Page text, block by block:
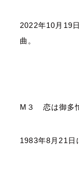
2022年10 月 19
曲。
M ３ 恋は御多
1983年8 月 21 日